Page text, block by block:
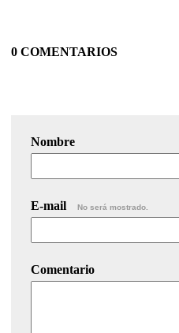
0 COMENTARIOS
Nombre
E-mail No será mostrado.
Comentario